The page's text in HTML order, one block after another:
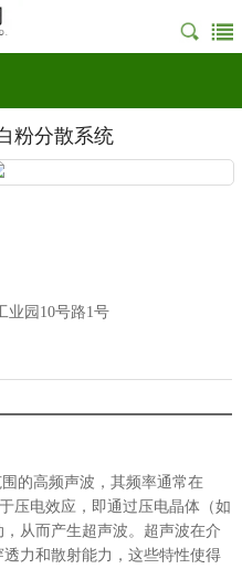
粉分散系统
业园10号路1号
的高频声波，其频率通常在
压电效应，即通过压电晶体（如
从而产生超声波。超声波在介
力和散射能力，这些特性使得